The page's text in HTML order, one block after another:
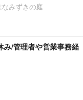
みずきの庭
み/管理者や営業事務経